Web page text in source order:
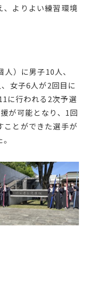
書発行
シーポリシー
、よりよい練習環境
）に男子10人、
女子6人が2回目に
に行われる2次予選
が可能となり、1回
ことができた選手が